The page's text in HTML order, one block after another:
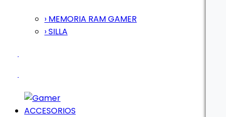
› MEMORIA RAM GAMER
› SILLA
ACCESORIOS